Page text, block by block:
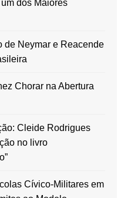
dos Maiores
de Neymar e Reacende
Chorar na Abertura
Cleide Rodrigues
no livro
Cívico-Militares em